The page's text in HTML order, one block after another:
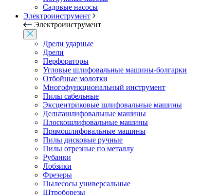
Садовые насосы
Электроинструмент
Электроинструмент
Дрели ударные
Дрели
Перфораторы
Угловые шлифовальные машины-болгарки
Отбойные молотки
Многофункциональный инструмент
Пилы сабельные
Эксцентриковые шлифовальные машины
Дельташлифовальные машины
Плоскошлифовальные машины
Прямошлифовальные машины
Пилы дисковые ручные
Пилы отрезные по металлу
Рубанки
Лобзики
Фрезеры
Пылесосы универсальные
Штроборезы